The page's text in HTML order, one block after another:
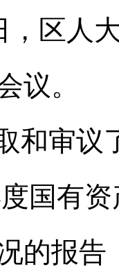
，区人
议。
和审议
国有
的报告